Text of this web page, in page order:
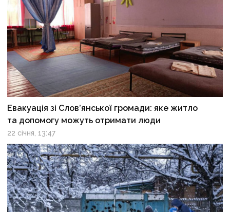
Евакуація зі Слов’янської громади: яке житло
та допомогу можуть отримати люди
22 січня, 13:47